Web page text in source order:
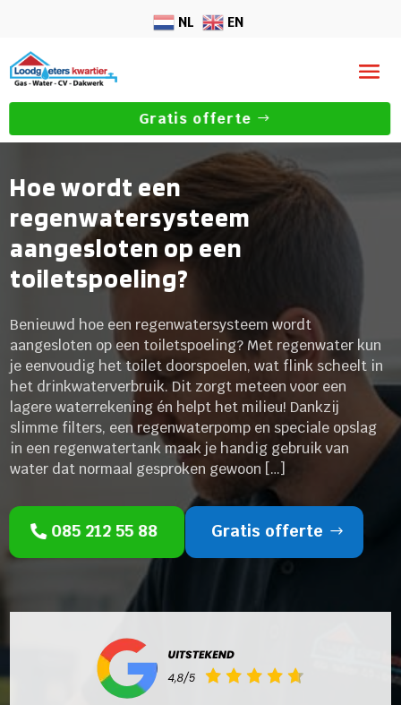
NL EN
Gratis offerte
Hoe wordt een
regenwatersysteem
aangesloten op een
toiletspoeling?
Benieuwd hoe een regenwatersysteem wordt
aangesloten op een toiletspoeling? Met regenwater kun
je eenvoudig het toilet doorspoelen, wat flink scheelt in
het drinkwaterverbruik. Dit zorgt meteen voor een
lagere waterrekening én helpt het milieu! Dankzij
slimme filters, een regenwaterpomp en speciale opslag
in een regenwatertank maak je handig gebruik van
water dat normaal gesproken gewoon […]
085 212 55 88 Gratis offerte